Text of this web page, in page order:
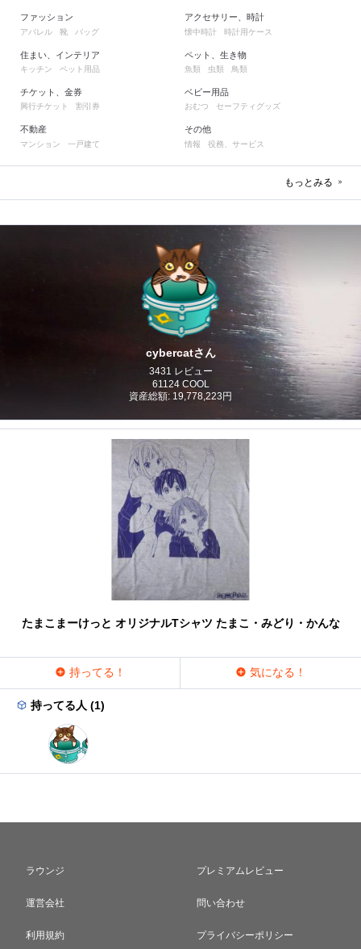
ファッション
アパレル 靴 バッグ
住まい、インテリア
キッチン ペット用品
チケット、金券
興行チケット 割引券
不動産
マンション 一戸建て
アクセサリー、時計
懐中時計 時計用ケース
ペット、生き物
魚類 虫類 鳥類
ベビー用品
おむつ セーフティグッズ
その他
情報 役務、サービス
もっとみる
cybercatさん
3431 レビュー
61124 COOL
資産総額: 19,778,223円
たまこまーけっと オリジナルTシャツ たまこ・みどり・かんな
持ってる！ 気になる！
持ってる人 (1)
ラウンジ プレミアムレビュー
運営会社 問い合わせ
利用規約 プライバシーポリシー